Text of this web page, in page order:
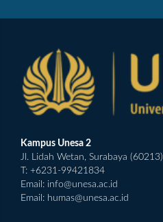
Kampus Unesa 2
Jl. Lidah Wetan, Surabaya (60213)
T: +6231-99421834
Email: info@unesa.ac.id
Email: humas@unesa.ac.id